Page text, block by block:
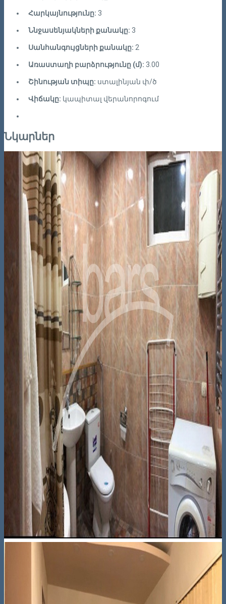
Հարկայնությունը: 3
Ննջասենյակների քանակը: 3
Սանհանգույցների քանակը: 2
Առաստաղի բարձրությունը (մ): 3.00
Շինության տիպը: ստալինյան փ/ծ
Վիճակը: կապիտալ վերանորոգում
Նկարներ